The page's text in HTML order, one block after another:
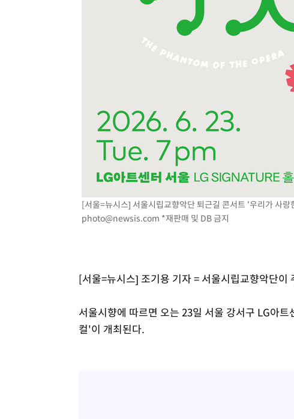
[서울=뉴시스] 서울시립교향악단 퇴근길 콘서트 '우리가 사
photo@newsis.com *재판매 및 DB 금지
[서울=뉴시스] 조기용 기자 = 서울시립교향악단
서울시향에 따르면 오는 23일 서울 강서구 LG아
컬'이 개최된다.